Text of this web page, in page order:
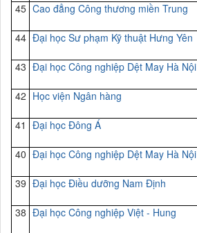
45 Cao đẳng Công thương miền Trung
44 Đại học Sư phạm Kỹ thuật Hưng Yên
43 Đại học Công nghiệp Dệt May Hà Nội
42 Học viện Ngân hàng
41 Đại học Đông Á
40 Đại học Công nghiệp Dệt May Hà Nội
39 Đại học Điều dưỡng Nam Định
38 Đại học Công nghiệp Việt - Hung